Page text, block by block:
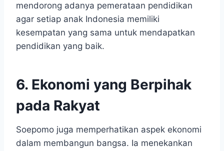
mendorong adanya pemerataan pendidikan
agar setiap anak Indonesia memiliki
kesempatan yang sama untuk mendapatkan
pendidikan yang baik.
6. Ekonomi yang Berpihak
pada Rakyat
Soepomo juga memperhatikan aspek ekonomi
dalam membangun bangsa. Ia menekankan